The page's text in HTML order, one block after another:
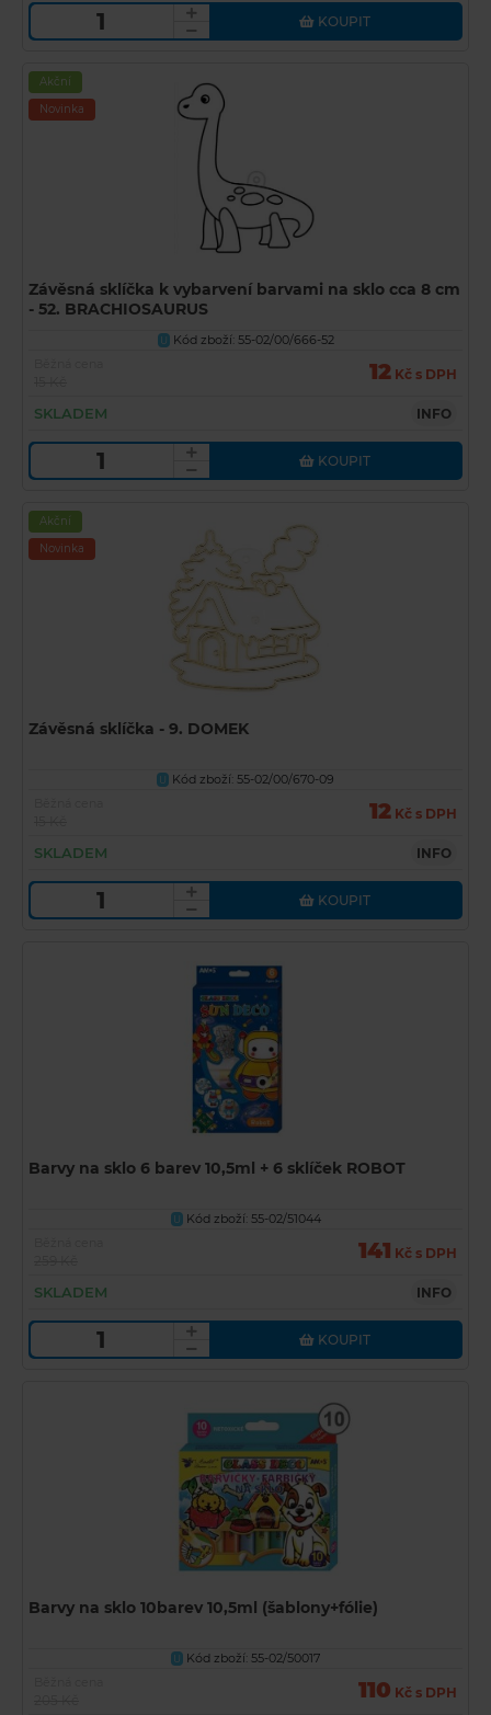
KOUPIT
Akční
Novinka
Závěsná sklíčka k vybarvení barvami na sklo cca 8 cm
- 52. BRACHIOSAURUS
U Kód zboží: 55-02/00/666-52
12 Kč s DPH
SKLADEM INFO
KOUPIT
Akční
Novinka
Závěsná sklíčka - 9. DOMEK
U
Kód zboží: 55-02/00/670-09
12 Kč s DPH
SKLADEM INFO
KOUPIT
Barvy na sklo 6 barev 10,5ml + 6 sklíček ROBOT
U Kód zboží: 55-02/51044
141 Kč s DPH
SKLADEM INFO
KOUPIT
Barvy na sklo 10barev 10,5ml (šablony+fólie)
U
Kód zboží: 55-02/50017
110 Kč s DPH